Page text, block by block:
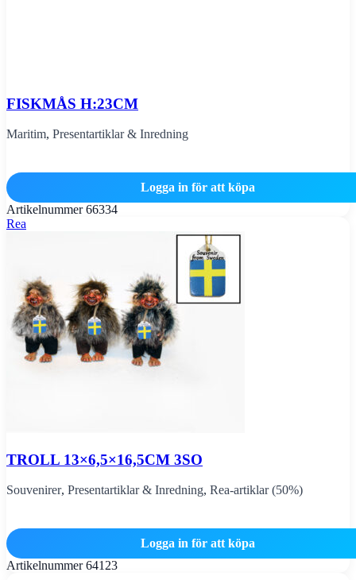
FISKMÅS H:23CM
Maritim, Presentartiklar & Inredning
Logga in för att köpa
Artikelnummer66334
Rea
TROLL 13×6,5×16,5CM 3SO
Souvenirer, Presentartiklar & Inredning, Rea-artiklar (50%)
Logga in för att köpa
Artikelnummer64123